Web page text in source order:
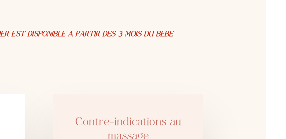
EST DISPONIBLE A PARTIR DES 3 MOIS DU BEBE
Contre-indications au
massage